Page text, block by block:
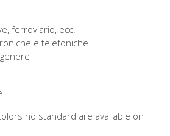
ferroviario, ecc.
e telefoniche
no standard are available on